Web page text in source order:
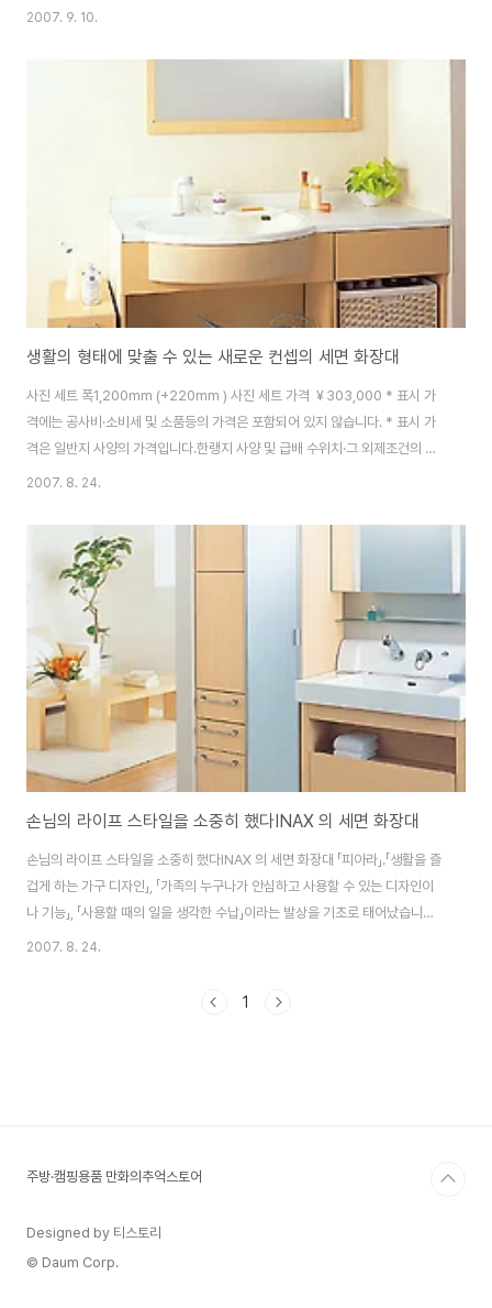
되어 있어 소품이나 화장품류등을 모두 수납할 수 있어 쓰임새가 좋기도 하지
요..^^ 제품 상세 정보 사이즈: 콘솔- 92cm(W)* 40cm(D)* 75cm(H), 거
거울 + 스툴 색 상: 월넛(쵸콜릿 색상)위 래커 도장 사진출처
2007. 9. 10.
생활의 형태에 맞출 수 있는 새로운 컨셉의 세면 화장대
사진 세트 폭1,200mm (+220mm ) 사진 세트 가격 ￥303,000 * 표시 가
격에는 공사비·소비세 및 소품등의 가격은 포함되어 있지 않습니다. * 표시 가
격은 일반지 사양의 가격입니다.한랭지 사양 및 급배 수위치·그 외제조건의 변
경에 의해, 가격이 다른 일이 있습니다. 상품 특징의 소개 수납의 모양 여러 가
용할 정도로 실감하는, 오픈 타입만이 가능한 편리한 사용.통로의 방해가 없어
집니다. 오픈 타입이라면, 라이프 스타일에 맞추고, 자신답고 자유롭게 어레인
지할 수 있습니다. 등바구니를 사용해 가동하는 선반용 판자로 사용하기 쉽게
나답게 장식하고 싶다 등바구니는 통째로 빠는 일할 수 있는 청결 사양.옷감도
떼어내 씻을..
2007. 8. 24.
손님의 라이프 스타일을 소중히 했다INAX 의 세면 화장대
손님의 라이프 스타일을 소중히 했다INAX 의 세면 화장대 「피아라」.「생활을 즐
겁게 하는 가구 디자인」, 「가족의 누구나가 안심하고 사용할 수 있는 디자인이
나 기능」, 「사용할 때의 일을 생각한 수납」이라는 발상을 기초로 태어났습니다.
사진 세트 폭1,350mm 사진 세트 참고 가격 ￥516,000 (화장 대본체+ 밀
퍼지는 가구 디자인 평소 생활에 맞추어 사용하고 있는 타올이나 세탁물, 세면
2007. 8. 24.
1
주방·캠핑용품 만화의추억스토어
Designed by 티스토리
© Daum Corp.